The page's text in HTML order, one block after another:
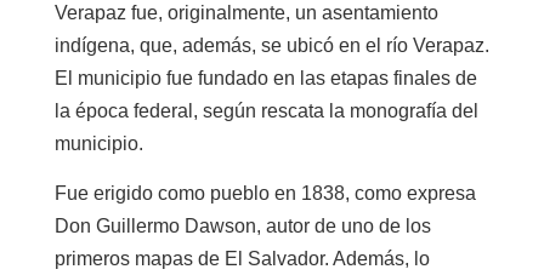
Verapaz fue, originalmente, un asentamiento
indígena, que, además, se ubicó en el río Verapaz.
El municipio fue fundado en las etapas finales de
la época federal, según rescata la monografía del
municipio.
Fue erigido como pueblo en 1838, como expresa
Don Guillermo Dawson, autor de uno de los
primeros mapas de El Salvador. Además, lo